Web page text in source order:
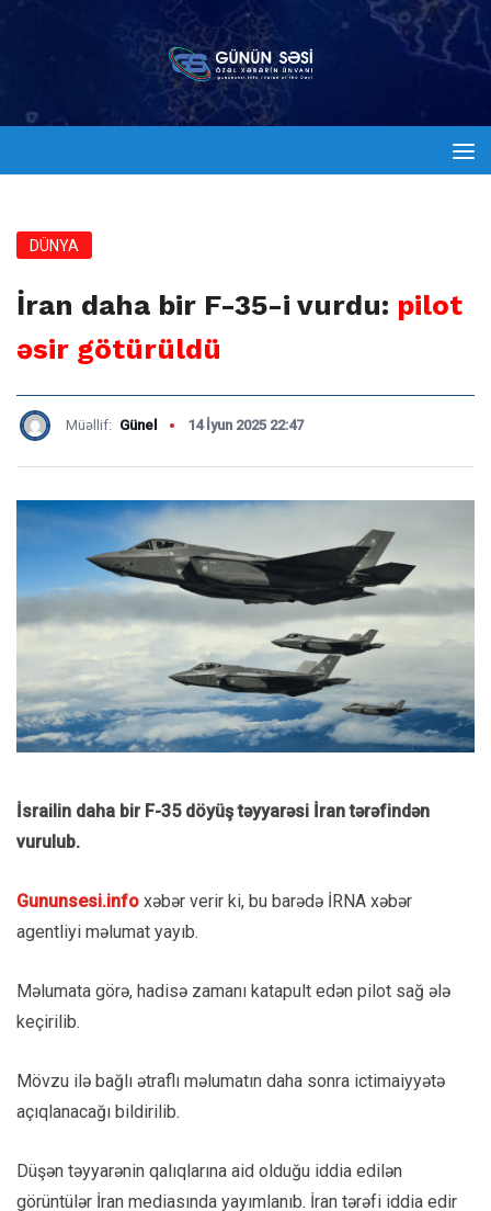
DÜNYA
İran daha bir F-35-i vurdu: pilot
əsir götürüldü
Müəllif: Günel 14 İyun 2025 22:47
İsrailin daha bir F-35 döyüş təyyarəsi İran tərəfindən
vurulub.
Gununsesi.info xəbər verir ki, bu barədə İRNA xəbər
agentliyi məlumat yayıb.
Məlumata görə, hadisə zamanı katapult edən pilot sağ ələ
keçirilib.
Mövzu ilə bağlı ətraflı məlumatın daha sonra ictimaiyyətə
açıqlanacağı bildirilib.
Düşən təyyarənin qalıqlarına aid olduğu iddia edilən
görüntülər İran mediasında yayımlanıb. İran tərəfi iddia edir